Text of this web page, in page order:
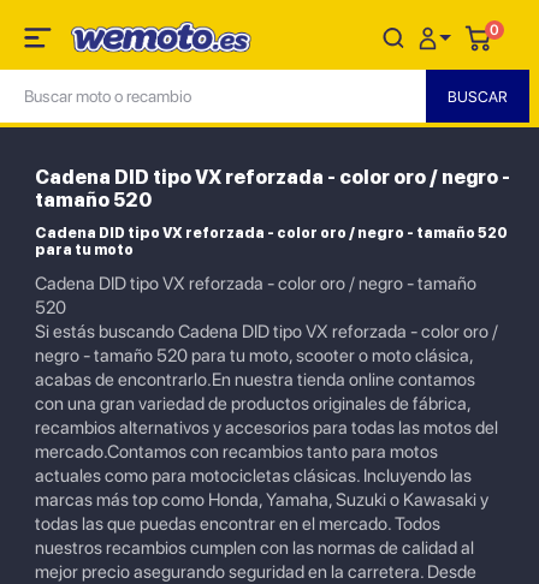
0
Cadena DID tipo VX reforzada - color oro / negro -
tamaño 520
Cadena DID tipo VX reforzada - color oro / negro - tamaño 520
para tu moto
Cadena DID tipo VX reforzada - color oro / negro - tamaño
520
Si estás buscando Cadena DID tipo VX reforzada - color oro /
negro - tamaño 520 para tu moto, scooter o moto clásica,
acabas de encontrarlo.En nuestra tienda online contamos
con una gran variedad de productos originales de fábrica,
recambios alternativos y accesorios para todas las motos del
mercado.Contamos con recambios tanto para motos
actuales como para motocicletas clásicas. Incluyendo las
marcas más top como Honda, Yamaha, Suzuki o Kawasaki y
todas las que puedas encontrar en el mercado. Todos
nuestros recambios cumplen con las normas de calidad al
mejor precio asegurando seguridad en la carretera. Desde